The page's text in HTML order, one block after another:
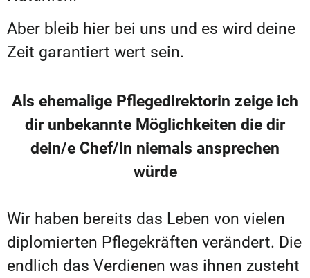
Aber bleib hier bei uns und es wird deine
Zeit garantiert wert sein.
Als ehemalige Pflegedirektorin zeige ich
dir unbekannte Möglichkeiten die dir
dein/e Chef/in niemals ansprechen
würde
Wir haben bereits das Leben von vielen
diplomierten Pflegekräften verändert. Die
endlich das Verdienen was ihnen zusteht